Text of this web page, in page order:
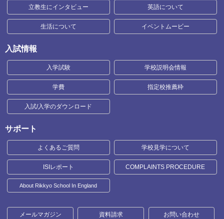
立教生にインタビュー 英語について
生活について イベントムービー
入試情報
入学試験 学校説明会情報
学費 指定校推薦枠
入試/入学のダウンロード
サポート
よくあるご質問 学校見学について
ISIレポート COMPLAINTS PROCEDURE
About Rikkyo School In England
メールマガジン 資料請求 お問い合わせ